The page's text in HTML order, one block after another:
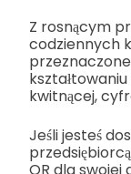
Z rosnącym
codziennych
kwitnącej,
Jeśli jesteś